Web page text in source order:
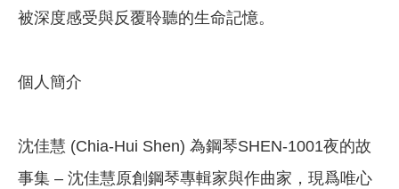
被深度感受與反覆聆聽的生命記憶。
個人簡介
沈佳慧 (Chia-Hui Shen) 為鋼琴SHEN-1001夜的故
事集 – 沈佳慧原創鋼琴專輯家與作曲家，現爲唯心